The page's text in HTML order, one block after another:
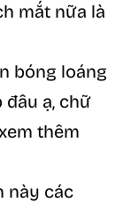
mắt nữa là
bóng loáng
đâu ạ, chữ
thêm
này các